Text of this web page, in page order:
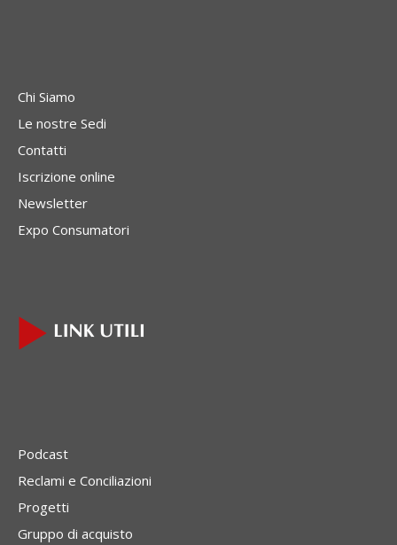
Chi Siamo
Le nostre Sedi
Contatti
Iscrizione online
Newsletter
Expo Consumatori
Podcast
Reclami e Conciliazioni
Progetti
Gruppo di acquisto